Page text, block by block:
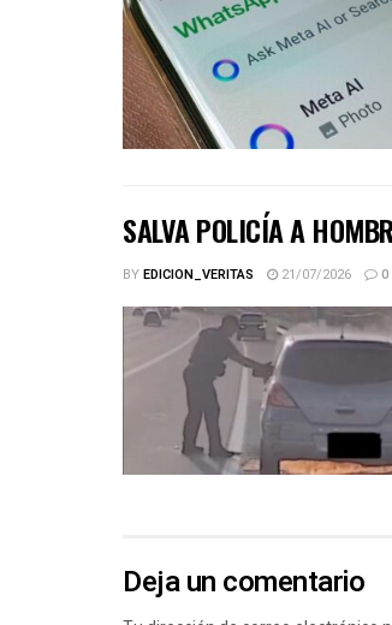
SALVA POLICÍA A
BYEDICION_VERITAS 21/07/2026 0
Deja un comentario